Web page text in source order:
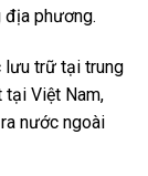
địa phương.
trữ tại trung
Việt Nam,
nước ngoài